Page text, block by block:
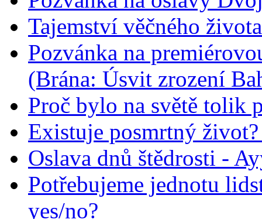
Tajemství věčného života
Pozvánka na
(Brána: Úsvit zrození
Proč bylo na světě tolik
Existuje posmrtný
Oslava dnů štědrosti -
Potřebujeme jednotu
yes/no?